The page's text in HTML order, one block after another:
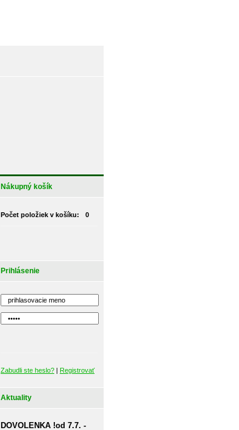
Nákupný košík
Počet položiek v košíku: 0
Prihlásenie
Zabudli ste heslo? | Registrovať
Aktuality
DOVOLENKA !od 7.7. -